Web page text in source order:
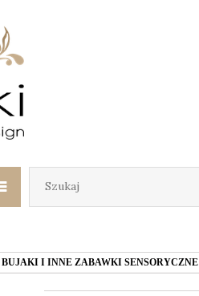
I INNE ZABAWKI SENSORYCZNE